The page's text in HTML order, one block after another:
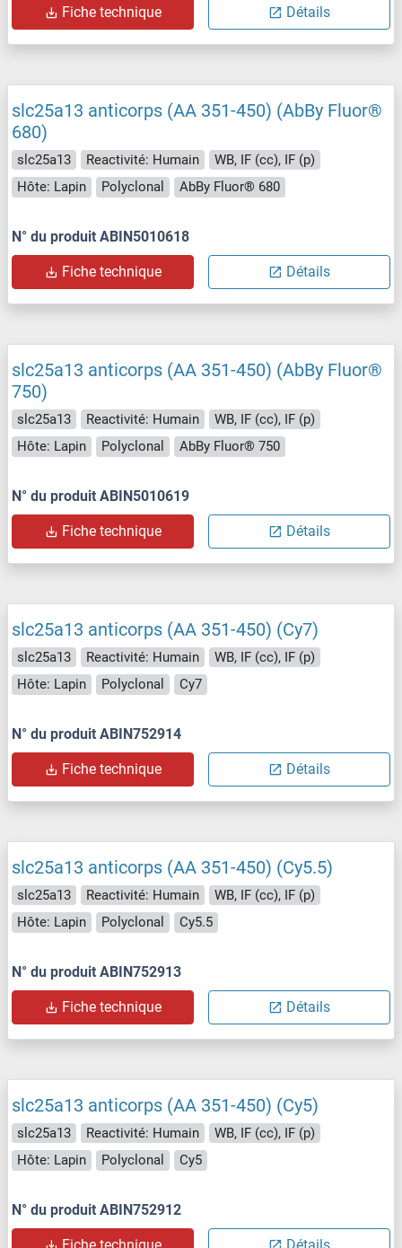
Fiche technique Détails
slc25a13 anticorps (AA 351-450) (AbBy Fluor®
680)
slc25a13 Reactivité: Humain
WB, IF (cc), IF (p)
Hôte: Lapin
Polyclonal AbBy Fluor® 680
N° du produit ABIN5010618
Fiche technique Détails
slc25a13 anticorps (AA 351-450) (AbBy Fluor®
750)
slc25a13 Reactivité: Humain
WB, IF (cc), IF (p)
Hôte: Lapin
Polyclonal AbBy Fluor® 750
N° du produit ABIN5010619
Fiche technique Détails
slc25a13 anticorps (AA 351-450) (Cy7)
slc25a13 Reactivité: Humain
WB, IF (cc), IF (p)
Hôte: Lapin
Polyclonal Cy7
N° du produit ABIN752914
Fiche technique Détails
slc25a13 anticorps (AA 351-450) (Cy5.5)
slc25a13 Reactivité: Humain
WB, IF (cc), IF (p)
Hôte: Lapin
Polyclonal Cy5.5
N° du produit ABIN752913
Fiche technique Détails
slc25a13 anticorps (AA 351-450) (Cy5)
slc25a13 Reactivité: Humain
WB, IF (cc), IF (p)
Hôte: Lapin
Polyclonal Cy5
N° du produit ABIN752912